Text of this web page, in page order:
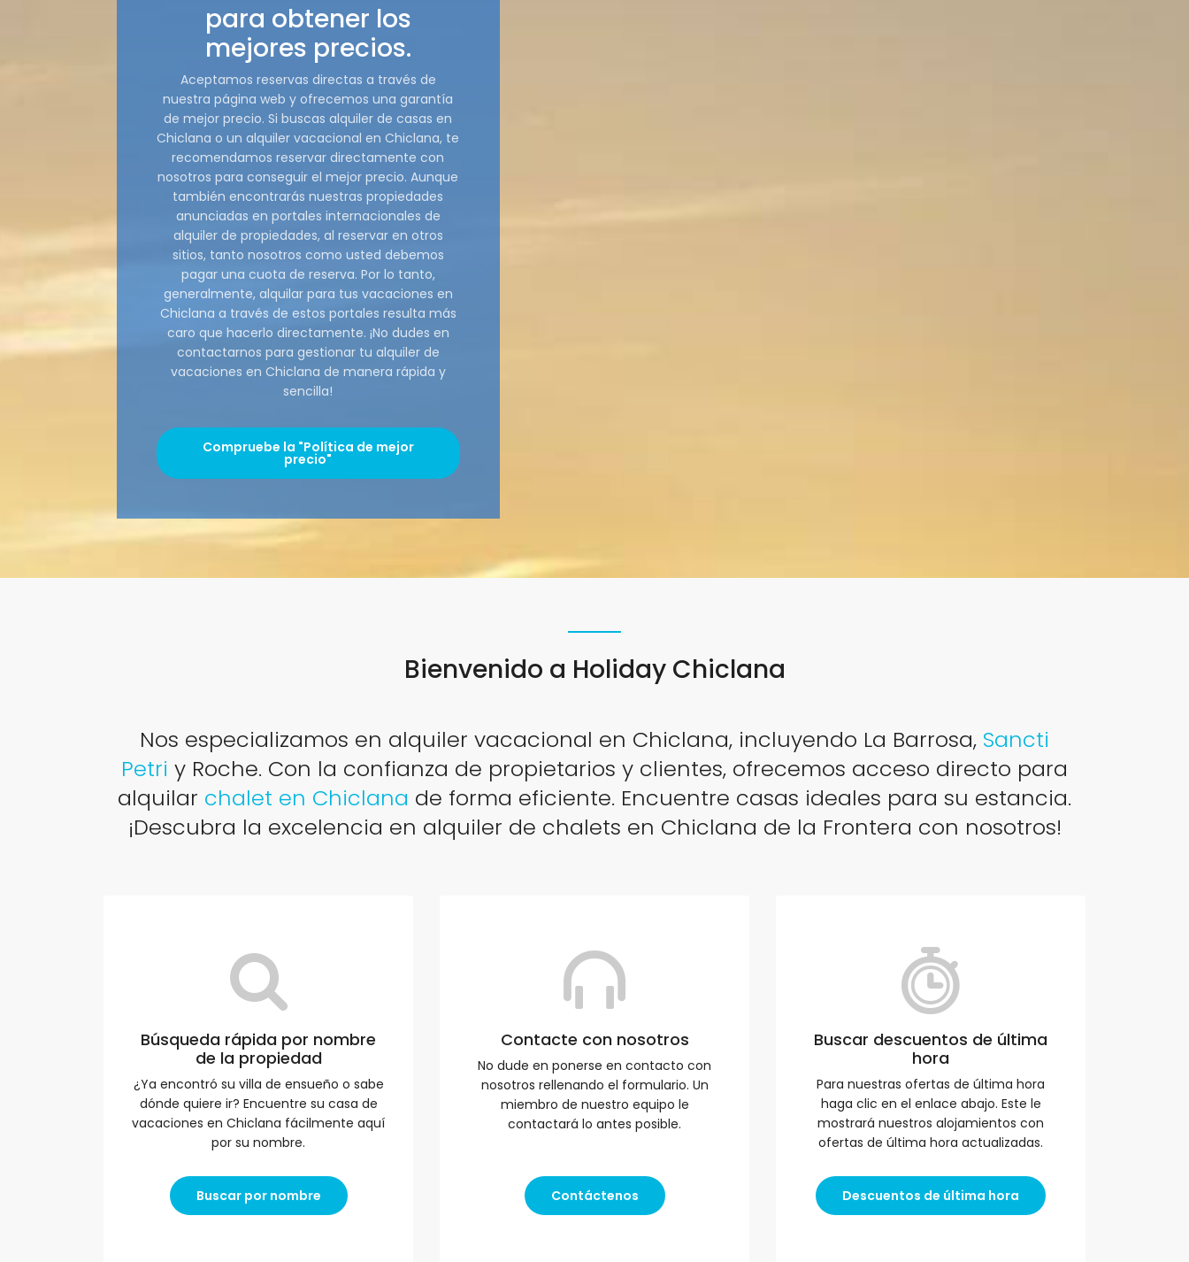
para obtener los
mejores precios.
Aceptamos reservas directas a través de
nuestra página web y ofrecemos una garantía
de mejor precio. Si buscas alquiler de casas en
Chiclana o un alquiler vacacional en Chiclana, te
recomendamos reservar directamente con
nosotros para conseguir el mejor precio. Aunque
también encontrarás nuestras propiedades
anunciadas en portales internacionales de
alquiler de propiedades, al reservar en otros
sitios, tanto nosotros como usted debemos
pagar una cuota de reserva. Por lo tanto,
generalmente, alquilar para tus vacaciones en
Chiclana a través de estos portales resulta más
caro que hacerlo directamente. ¡No dudes en
contactarnos para gestionar tu alquiler de
vacaciones en Chiclana de manera rápida y
sencilla!
Compruebe la "Política de mejor
precio"
Bienvenido a Holiday Chiclana
Nos especializamos en alquiler vacacional en Chiclana, incluyendo La Barrosa, Sancti
Petri y Roche. Con la confianza de propietarios y clientes, ofrecemos acceso directo para
alquilar chalet en Chiclana de forma eficiente. Encuentre casas ideales para su estancia.
¡Descubra la excelencia en alquiler de chalets en Chiclana de la Frontera con nosotros!
Búsqueda rápida por nombre
de la propiedad
¿Ya encontró su villa de ensueño o sabe
dónde quiere ir? Encuentre su casa de
vacaciones en Chiclana fácilmente aquí
por su nombre.
Buscar por nombre
Contacte con nosotros
No dude en ponerse en contacto con
nosotros rellenando el formulario. Un
miembro de nuestro equipo le
contactará lo antes posible.
Contáctenos
Buscar descuentos de última
hora
Para nuestras ofertas de última hora
haga clic en el enlace abajo. Este le
mostrará nuestros alojamientos con
ofertas de última hora actualizadas.
Descuentos de última hora